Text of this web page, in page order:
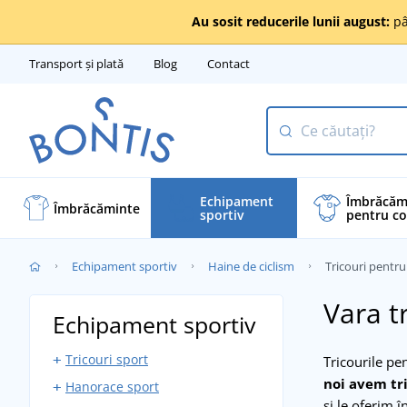
Au sosit reducerile lunii august:
Transport și plată Blog Contact
Îmbrăcăminte Echipament
sportiv pentru
Echipament sportiv Haine de ciclism Tricouri pentru
Vara
Tricourile
noi avem
Echipament sportiv
Tricouri sport
Maiouri sport
Hanorace sport